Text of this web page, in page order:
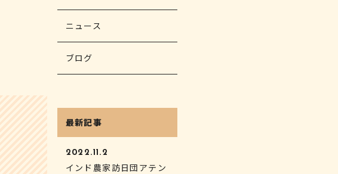
ニュース
ブログ
最新記事
2022.11.2
インド農家訪日団アテン